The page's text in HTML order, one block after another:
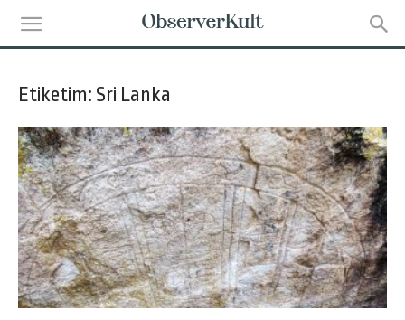
Etiketim: Sri Lanka